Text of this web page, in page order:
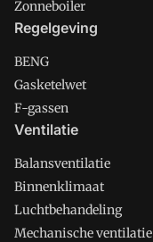
Zonneboiler
Regelgeving
BENG
Gasketelwet
F-gassen
Ventilatie
Balansventilatie
Binnenklimaat
Luchtbehandeling
Mechanische ventilatie